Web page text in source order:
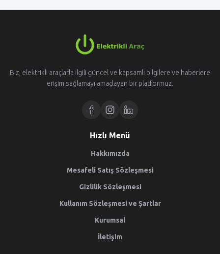
Biz, elektrikli araçlarla ilgili güncel ve kapsamlı bilgilere ve haberlere
erişim sağlamayı amaçlayan bir platformuz.
Hızlı Menü
Hakkımızda
Mesafeli Satış Sözleşmesi
Gizlilik Sözleşmesi
Kullanım Sözleşmesi ve Şartlar
Kurumsal
İletişim